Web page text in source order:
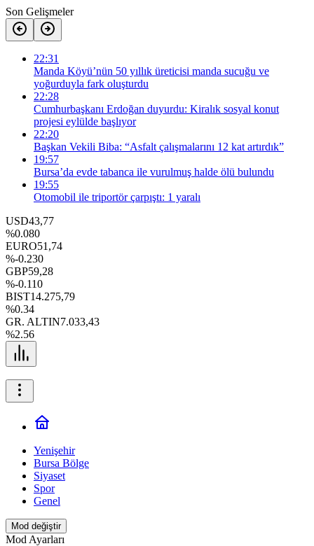
Son Gelişmeler
22:31
Manda Köyü’nün 50 yıllık üreticisi manda sucuğu ve
yoğurduyla fark oluşturdu
22:28
Cumhurbaşkanı Erdoğan duyurdu: Kiralık sosyal konut
projesi eylülde başlıyor
22:20
Başkan Vekili Biba: “Asfalt çalışmalarını 12 kat artırdık”
19:57
Bursa’da evde tabanca ile vurulmuş halde ölü bulundu
19:55
Otomobil ile triportör çarpıştı: 1 yaralı
USD43,77
%0.080
EURO51,74
%-0.230
GBP59,28
%-0.110
BIST14.275,79
%0.34
GR. ALTIN7.033,43
%2.56
Yenişehir
Bursa Bölge
Siyaset
Spor
Genel
Mod değiştir
Mod Ayarları